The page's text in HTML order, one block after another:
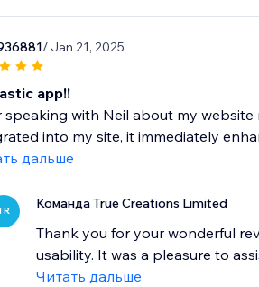
/ Jan 21, 2025
app!!
speaking with Neil about my
into my site, it immediately
дальше
Команда True Creations Limited
Thank you for your wonderful
usability. It was a pleasure to
Читать дальше